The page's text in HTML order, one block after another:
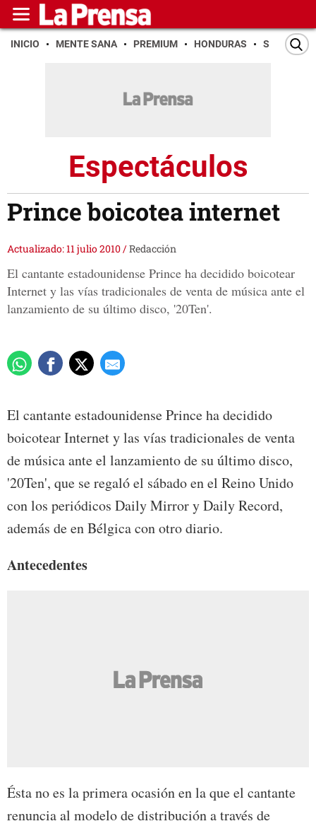
INICIO MENTE SANA PREMIUM HONDURAS SAN PEDRO
Espectáculos
Prince boicotea internet
Actualizado: 11 julio 2010/Redacción
El cantante estadounidense Prince ha decidido boicotear
Internet y las vías tradicionales de venta de música ante el
lanzamiento de su último disco, '20Ten'.
El cantante estadounidense Prince ha decidido
boicotear Internet y las vías tradicionales de venta
de música ante el lanzamiento de su último disco,
'20Ten', que se regaló el sábado en el Reino Unido
con los periódicos Daily Mirror y Daily Record,
además de en Bélgica con otro diario.
Antecedentes
Ésta no es la primera ocasión en la que el cantante
renuncia al modelo de distribución a través de